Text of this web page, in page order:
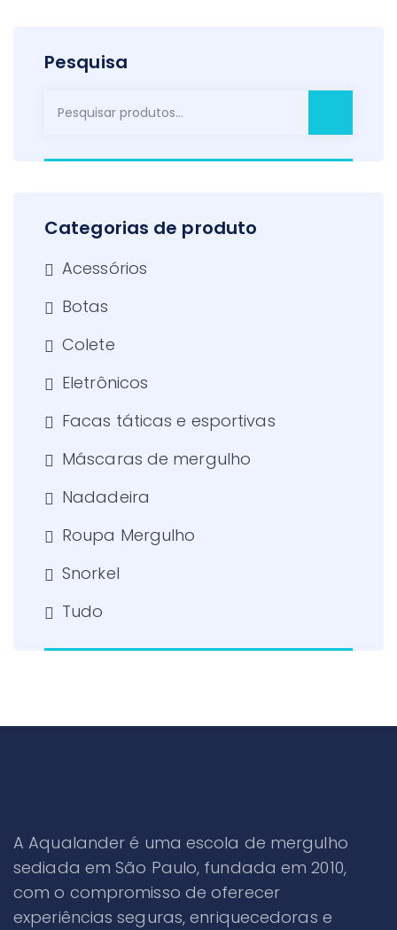
Pesquisa
Pesquisar
Categorias de produto
Acessórios
Botas
Colete
Eletrônicos
Facas táticas e esportivas
Máscaras de mergulho
Nadadeira
Roupa Mergulho
Snorkel
Tudo
A Aqualander é uma escola de mergulho
sediada em São Paulo, fundada em 2010,
com o compromisso de oferecer
experiências seguras, enriquecedoras e